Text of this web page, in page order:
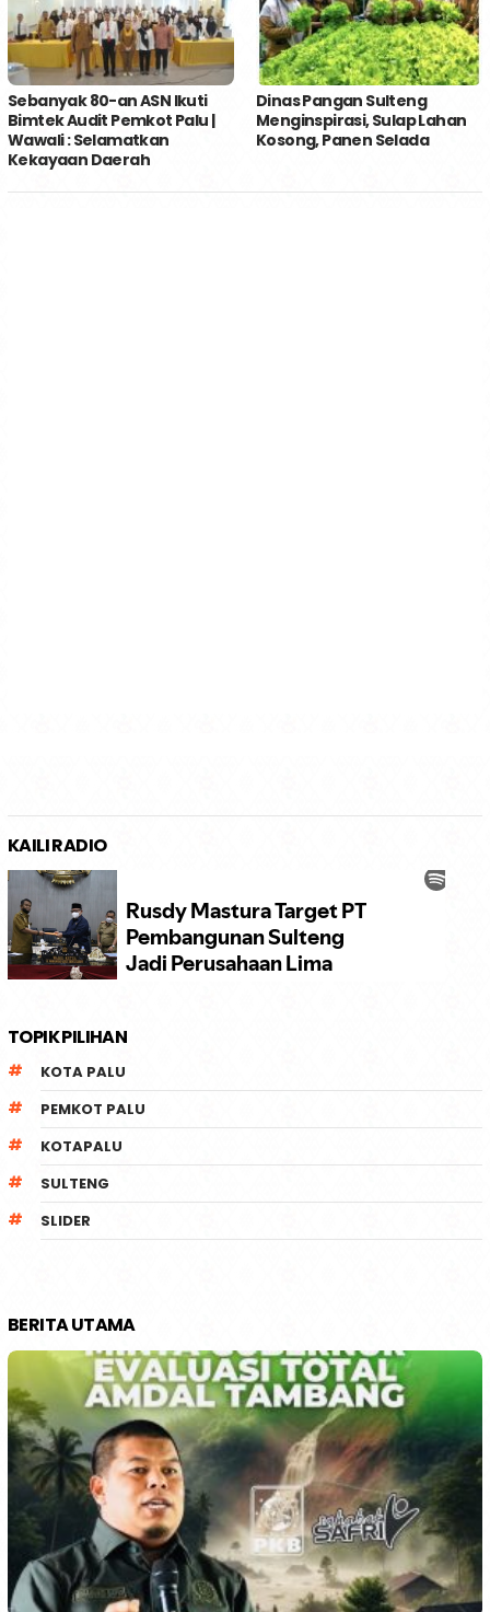
Sebanyak 80-an ASN Ikuti
Bimtek Audit Pemkot Palu |
Wawali : Selamatkan
Kekayaan Daerah
Dinas Pangan Sulteng
Menginspirasi, Sulap Lahan
Kosong, Panen Selada
KAILI RADIO
TOPIK PILIHAN
KOTA PALU
PEMKOT PALU
KOTAPALU
SULTENG
SLIDER
BERITA UTAMA